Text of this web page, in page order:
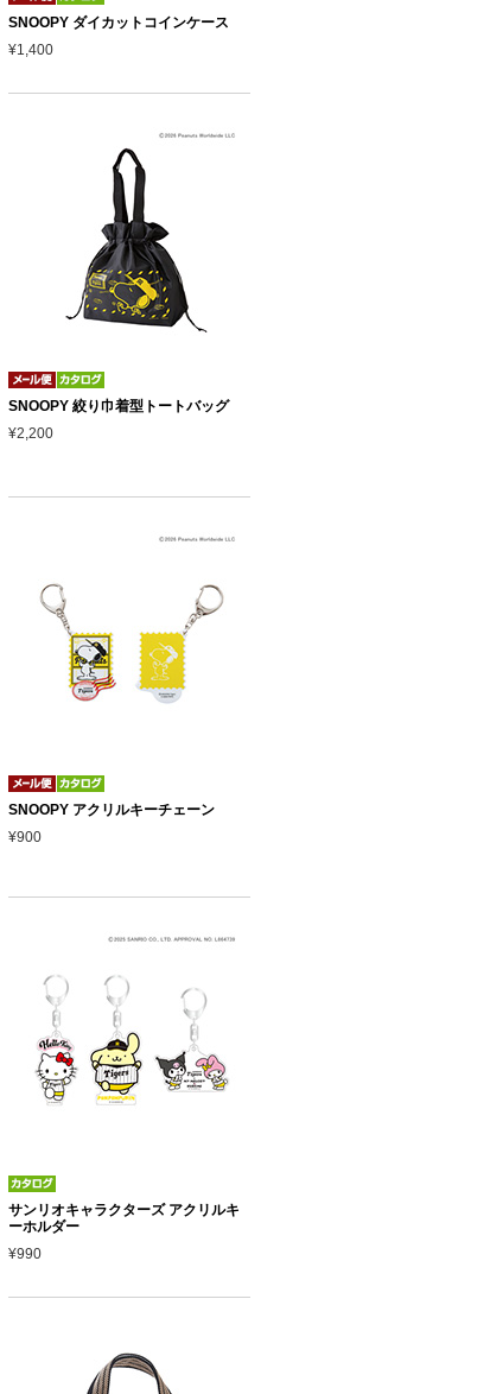
SNOOPY ダイカットコインケース
¥1,400
SNOOPY 絞り巾着型トートバッグ
¥2,200
SNOOPY アクリルキーチェーン
¥900
サンリオキャラクターズ アクリルキ
ーホルダー
¥990